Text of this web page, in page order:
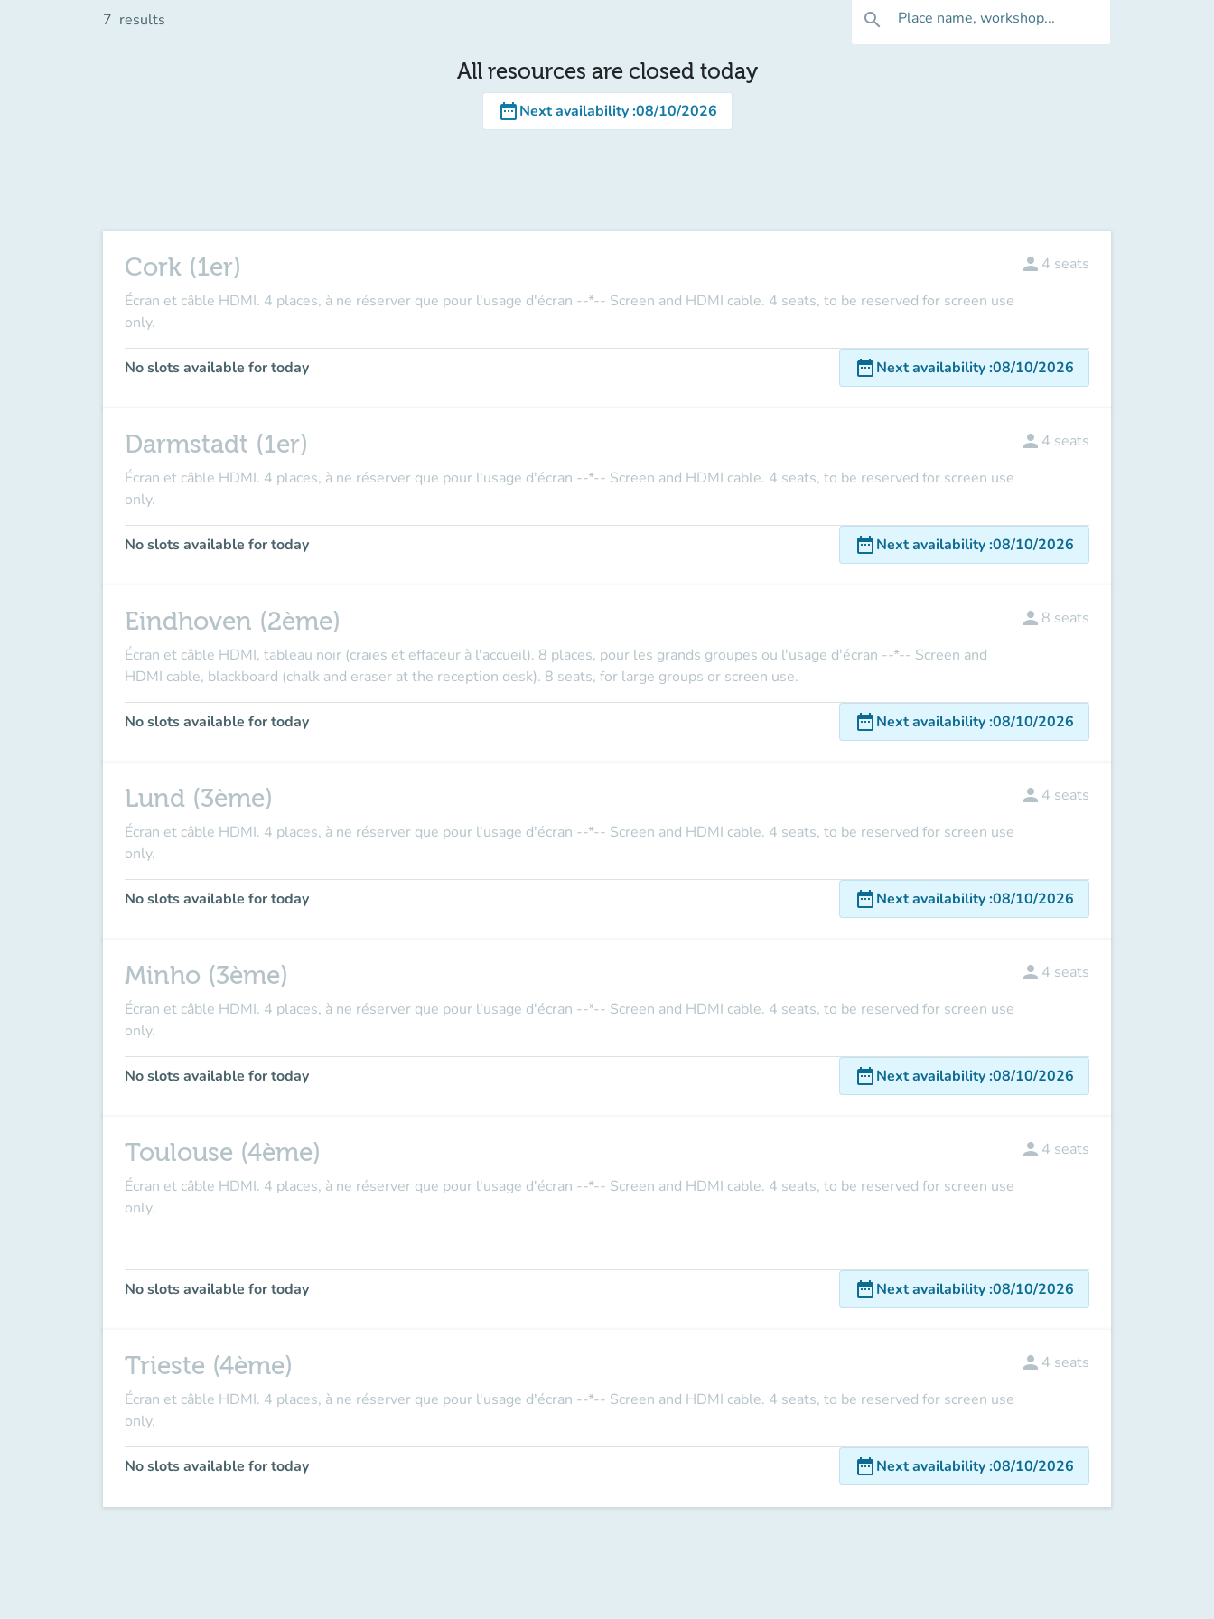
7 results search Place name, workshop...
All resources are closed today
date_rangeNext availability:08/10/2026
Cork (1er)
Écran et câble HDMI. 4 places, à ne réserver que pour l'usage d'écran --*-- Screen and HDMI cable. 4 seats, to be reserved for screen use
only.
person 4 seats
No slots available for today date_rangeNext availability:08/10/2026
Darmstadt (1er)
Écran et câble HDMI. 4 places, à ne réserver que pour l'usage d'écran --*-- Screen and HDMI cable. 4 seats, to be reserved for screen use
only.
person 4 seats
No slots available for today date_rangeNext availability:08/10/2026
Eindhoven (2ème)
Écran et câble HDMI, tableau noir (craies et effaceur à l'accueil). 8 places, pour les grands groupes ou l'usage d'écran --*-- Screen and
HDMI cable, blackboard (chalk and eraser at the reception desk). 8 seats, for large groups or screen use.
person 8 seats
No slots available for today date_rangeNext availability:08/10/2026
Lund (3ème)
Écran et câble HDMI. 4 places, à ne réserver que pour l'usage d'écran --*-- Screen and HDMI cable. 4 seats, to be reserved for screen use
only.
person 4 seats
No slots available for today date_rangeNext availability:08/10/2026
Minho (3ème)
Écran et câble HDMI. 4 places, à ne réserver que pour l'usage d'écran --*-- Screen and HDMI cable. 4 seats, to be reserved for screen use
only.
person 4 seats
No slots available for today date_rangeNext availability:08/10/2026
Toulouse (4ème)
Écran et câble HDMI. 4 places, à ne réserver que pour l'usage d'écran --*-- Screen and HDMI cable. 4 seats, to be reserved for screen use
only.
person 4 seats
No slots available for today date_rangeNext availability:08/10/2026
Trieste (4ème)
Écran et câble HDMI. 4 places, à ne réserver que pour l'usage d'écran --*-- Screen and HDMI cable. 4 seats, to be reserved for screen use
only.
person 4 seats
No slots available for today date_rangeNext availability:08/10/2026